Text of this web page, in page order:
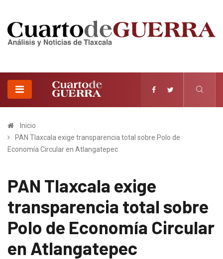
Inicio
PAN Tlaxcala exige transparencia total sobre Polo de
Economía Circular en Atlangatepec
PAN Tlaxcala exige
transparencia total sobre
Polo de Economía Circular
en Atlangatepec